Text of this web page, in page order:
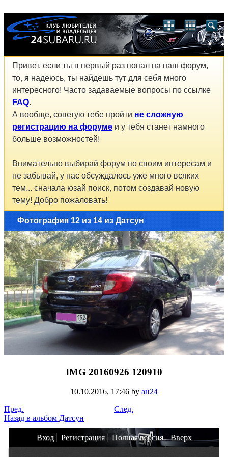
Привет, если ты в первый раз попал на наш форум,
то, я надеюсь, ты найдешь тут для себя много
интересного! Часто задаваемые вопросы по ссылке
FAQ.
А вообще, советую тебе пройти не сложную
регистрацию на форуме и у тебя станет намного
больше возможностей!
Внимательно выбирай форум по своим интересам и
не забывай, у нас обсуждалось уже много всяких
тем... сначала юзай поиск, потом создавай новую
тему! Добро пожаловать!
Фотография 12 из 14 из Датсун
IMG 20160926 120910
10.10.2016, 17:46 by ан24
Пред.
След.
Назад в альбом Датсун
Вход Регистрация Полная версия Вверх